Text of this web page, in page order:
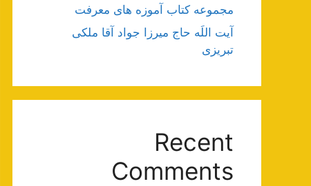
مجموعه کتاب آموزه های معرفت
آیت اللَه حاج میرزا جواد آقا ملکی
تبریزی
Recent
Comments